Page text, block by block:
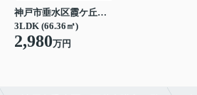
神戸市垂水区霞ケ丘４丁目
3LDK (66.36㎡)
2,980万円